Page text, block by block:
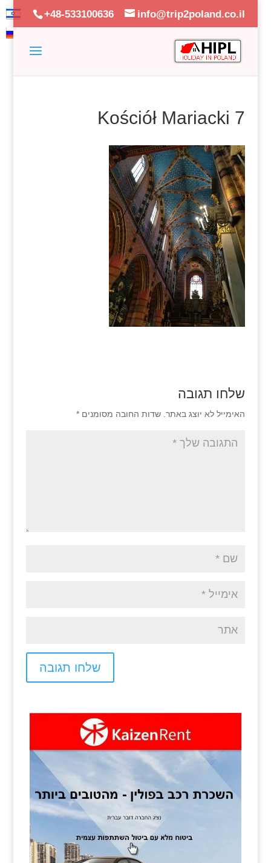
+48-533100636 info@trip2poland.co.il
Kościół Mariacki 7
שלחו תגובה
האימייל לא יוצג באתר. שדות החובה מסומנים *